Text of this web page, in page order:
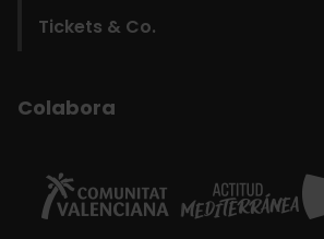
Tickets & Co.
Colabora